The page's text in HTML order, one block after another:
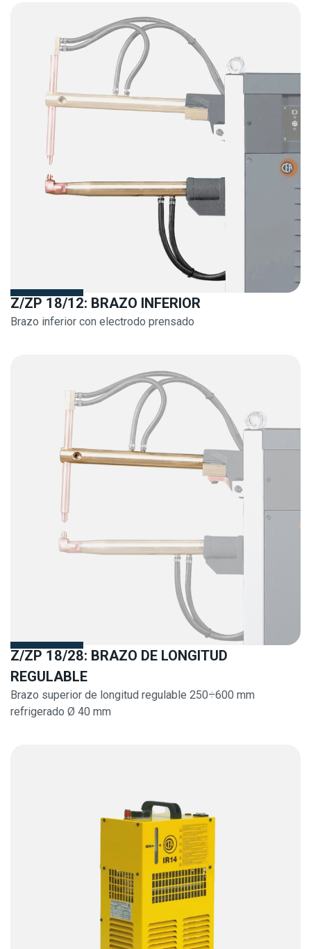
Z/ZP 18/12: BRAZO INFERIOR
Brazo inferior con electrodo prensado
Z/ZP 18/28: BRAZO DE LONGITUD
REGULABLE
Brazo superior de longitud regulable 250÷600 mm
refrigerado Ø 40 mm